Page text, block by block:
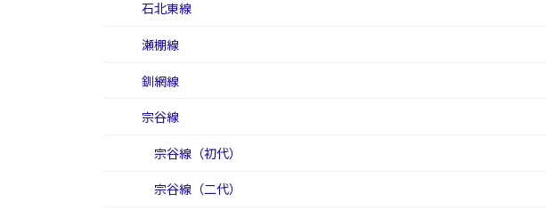
石北東線
瀬棚線
釧網線
宗谷線
宗谷線（初代）
宗谷線（二代）